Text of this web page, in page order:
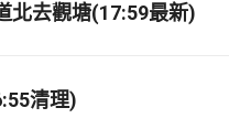
北去觀塘(17:59最新)
清理)